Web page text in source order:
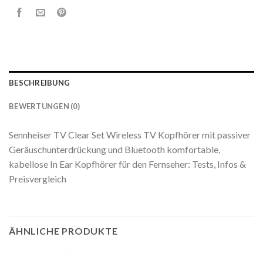
BESCHREIBUNG
BEWERTUNGEN (0)
Sennheiser TV Clear Set Wireless TV Kopfhörer mit passiver
Geräuschunterdrückung und Bluetooth komfortable,
kabellose In Ear Kopfhörer für den Fernseher: Tests, Infos &
Preisvergleich
ÄHNLICHE PRODUKTE